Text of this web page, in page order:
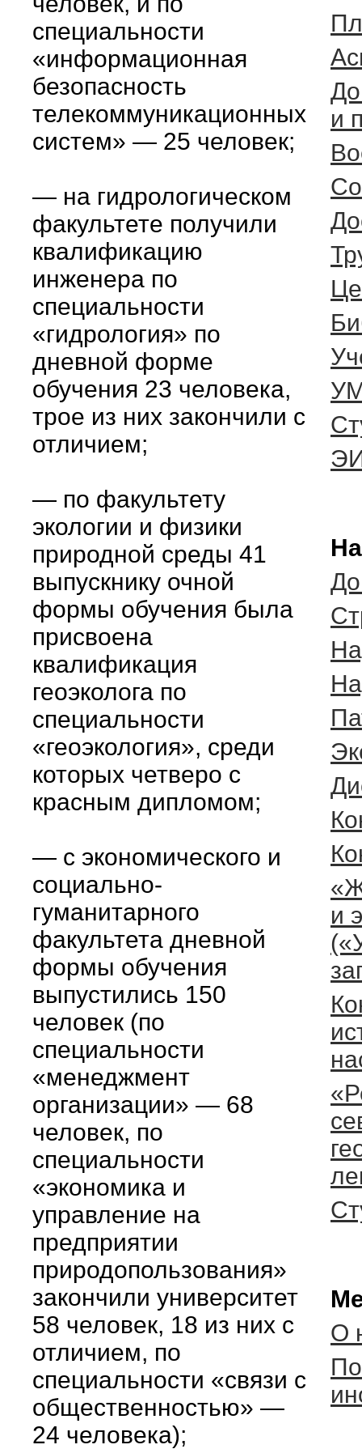
специальности
«информационная
безопасность
телекоммуникационных
систем» — 25 человек;
— на гидрологическом
факультете получили
квалификацию
инженера по
специальности
«гидрология» по
дневной форме
обучения 23 человека,
трое из них закончили с
отличием;
— по факультету
экологии и физики
природной среды 41
выпускнику очной
формы обучения была
присвоена
квалификация
геоэколога по
специальности
«геоэкология», среди
которых четверо с
красным дипломом;
— с экономического и
социально-
гуманитарного
факультета дневной
формы обучения
выпустились 150
человек (по
специальности
«менеджмент
организации» — 68
человек, по
специальности
«экономика и
управление на
предприятии
природопользования»
закончили университет
58 человек, 18 из них с
отличием, по
специальности «связи с
общественностью» —
24 человека);
и
и
О